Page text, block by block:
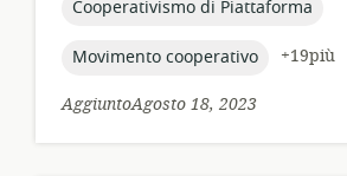
pubblicazione:
topic:
Cooperativismo di Piattaforma
topic:
Movimento cooperativo
+19più
AggiuntoAgosto 18, 2023